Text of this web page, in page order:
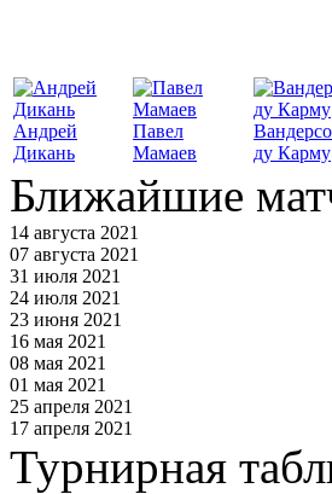
Андрей
Дикань
Павел
Мамаев
ду Карму
Ближайшие
14 августа 2021
07 августа 2021
31 июля 2021
24 июля 2021
23 июня 2021
16 мая 2021
08 мая 2021
01 мая 2021
25 апреля 2021
17 апреля 2021
Турнирная